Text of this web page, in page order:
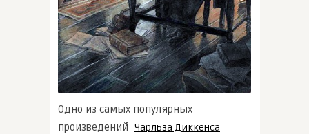
Одно из самых популярных
произведений Чарльза Диккенса